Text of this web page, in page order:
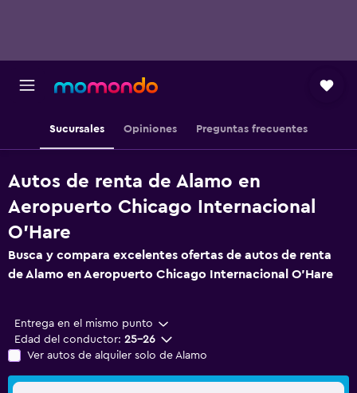
Sucursales Opiniones Preguntas frecuentes
Autos de renta de Alamo en
Aeropuerto Chicago Internacional
O'Hare
Busca y compara excelentes ofertas de autos de renta
de Alamo en Aeropuerto Chicago Internacional O'Hare
Entrega en el mismo punto
Edad del conductor: 25-26
Ver autos de alquiler solo de Alamo